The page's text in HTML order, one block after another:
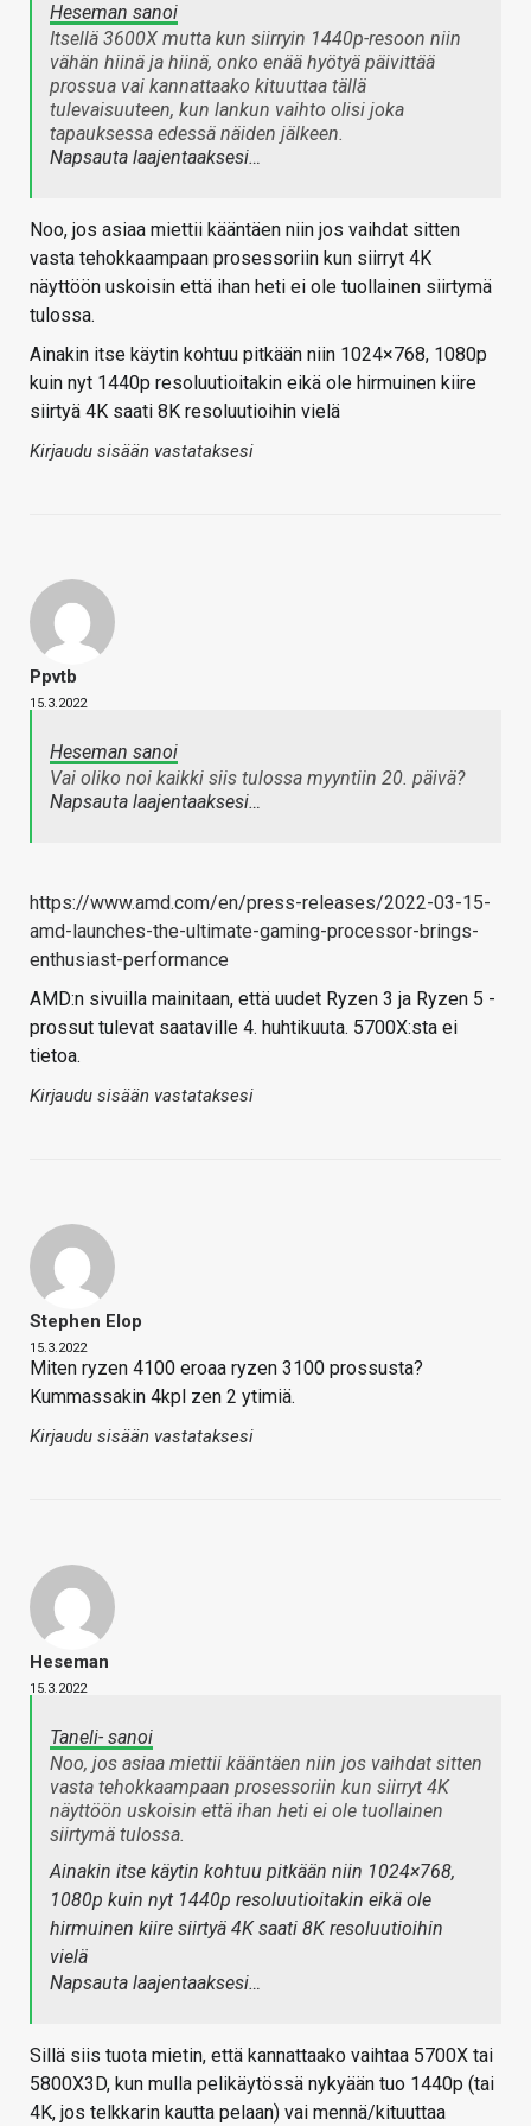
Heseman sanoi
Itsellä 3600X mutta kun siirryin 1440p-resoon niin
vähän hiinä ja hiinä, onko enää hyötyä päivittää
prossua vai kannattaako kituuttaa tällä
tulevaisuuteen, kun lankun vaihto olisi joka
tapauksessa edessä näiden jälkeen.
Napsauta laajentaaksesi…
Noo, jos asiaa miettii kääntäen niin jos vaihdat sitten
vasta tehokkaampaan prosessoriin kun siirryt 4K
näyttöön uskoisin että ihan heti ei ole tuollainen siirtymä
tulossa.
Ainakin itse käytin kohtuu pitkään niin 1024×768, 1080p
kuin nyt 1440p resoluutioitakin eikä ole hirmuinen kiire
siirtyä 4K saati 8K resoluutioihin vielä
Kirjaudu sisään vastataksesi
Ppvtb
15.3.2022
Heseman sanoi
Vai oliko noi kaikki siis tulossa myyntiin 20. päivä?
Napsauta laajentaaksesi…
https://www.amd.com/en/press-releases/2022-03-15-
amd-launches-the-ultimate-gaming-processor-brings-
enthusiast-performance
AMD:n sivuilla mainitaan, että uudet Ryzen 3 ja Ryzen 5 -
prossut tulevat saataville 4. huhtikuuta. 5700X:sta ei
tietoa.
Kirjaudu sisään vastataksesi
Stephen Elop
15.3.2022
Miten ryzen 4100 eroaa ryzen 3100 prossusta?
Kummassakin 4kpl zen 2 ytimiä.
Kirjaudu sisään vastataksesi
Heseman
15.3.2022
Taneli- sanoi
Noo, jos asiaa miettii kääntäen niin jos vaihdat sitten
vasta tehokkaampaan prosessoriin kun siirryt 4K
näyttöön uskoisin että ihan heti ei ole tuollainen
siirtymä tulossa.
Ainakin itse käytin kohtuu pitkään niin 1024×768,
1080p kuin nyt 1440p resoluutioitakin eikä ole
hirmuinen kiire siirtyä 4K saati 8K resoluutioihin
vielä
Napsauta laajentaaksesi…
Sillä siis tuota mietin, että kannattaako vaihtaa 5700X tai
5800X3D, kun mulla pelikäytössä nykyään tuo 1440p (tai
4K, jos telkkarin kautta pelaan) vai mennä/kituuttaa